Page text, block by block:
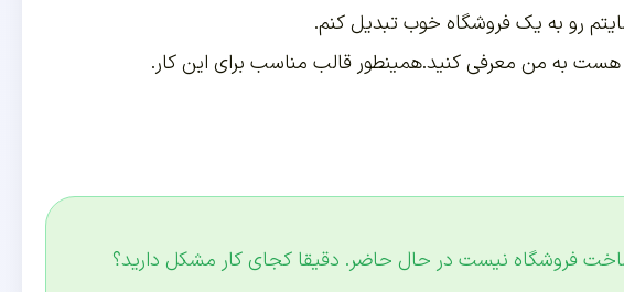
رو به یک فروشگاه خوب تبدیل کنم.
به من معرفی کنید.همینطور قالب مناسب برای این کار.
ساخت فروشگاه نیست در حال حاضر. دقیقا کجای کار مشکل دارید؟